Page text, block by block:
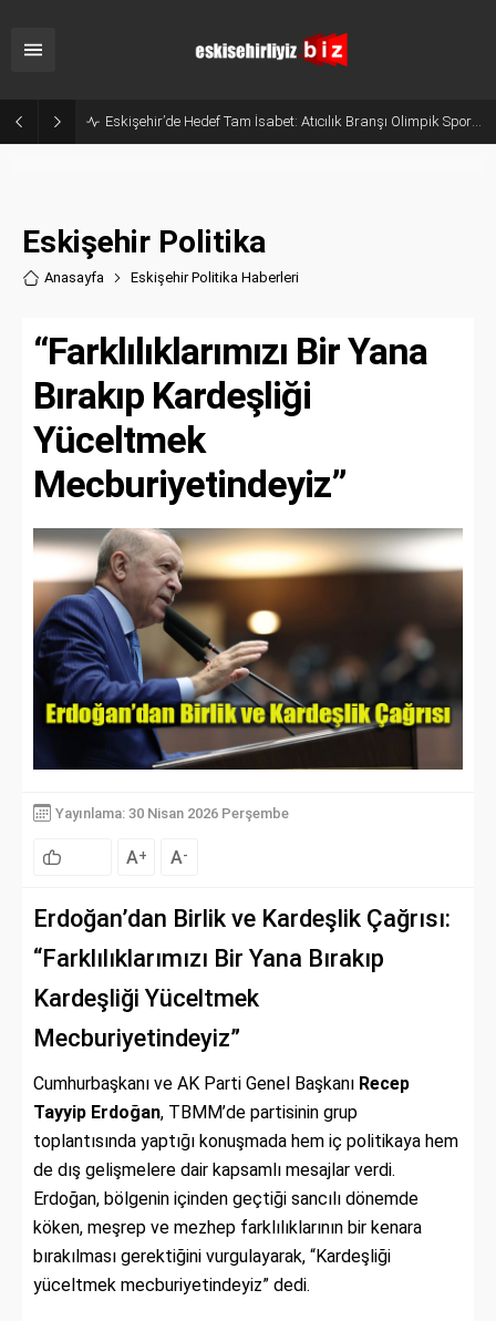
Eskişehir’de Hedef Tam İsabet: Atıcılık Branşı Olimpik Sporcular Yetiştiriyor
Eskişehir Politika
Anasayfa Eskişehir Politika Haberleri
“Farklılıklarımızı Bir Yana
Bırakıp Kardeşliği
Yüceltmek
Mecburiyetindeyiz”
Yayınlama: 30 Nisan 2026 Perşembe
A+ A-
Erdoğan’dan Birlik ve Kardeşlik Çağrısı:
“Farklılıklarımızı Bir Yana Bırakıp
Kardeşliği Yüceltmek
Mecburiyetindeyiz”
Cumhurbaşkanı ve AK Parti Genel Başkanı Recep
Tayyip Erdoğan, TBMM’de partisinin grup
toplantısında yaptığı konuşmada hem iç politikaya hem
de dış gelişmelere dair kapsamlı mesajlar verdi.
Erdoğan, bölgenin içinden geçtiği sancılı dönemde
köken, meşrep ve mezhep farklılıklarının bir kenara
bırakılması gerektiğini vurgulayarak, “Kardeşliği
yüceltmek mecburiyetindeyiz” dedi.